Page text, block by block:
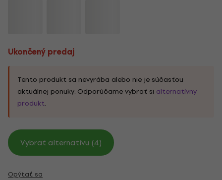
Ukončený predaj
Tento produkt sa nevyrába alebo nie je súčasťou
aktuálnej ponuky. Odporúčame vybrať si alternatívny
produkt.
Vybrať alternatívu (4)
Opýtať sa